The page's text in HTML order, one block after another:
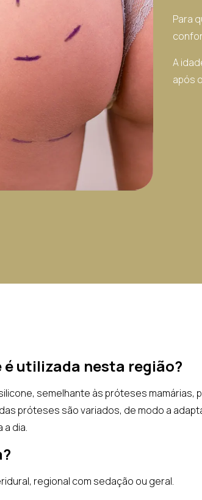
Para
A
após
é utilizada nesta região?
semelhante às próteses
próteses são variados, de modo a
a dia.
regional com sedação ou geral.